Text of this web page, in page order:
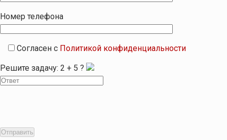
Номер телефона
Согласен с Политикой конфиденциальности
Решите задачу: 2 + 5 ?